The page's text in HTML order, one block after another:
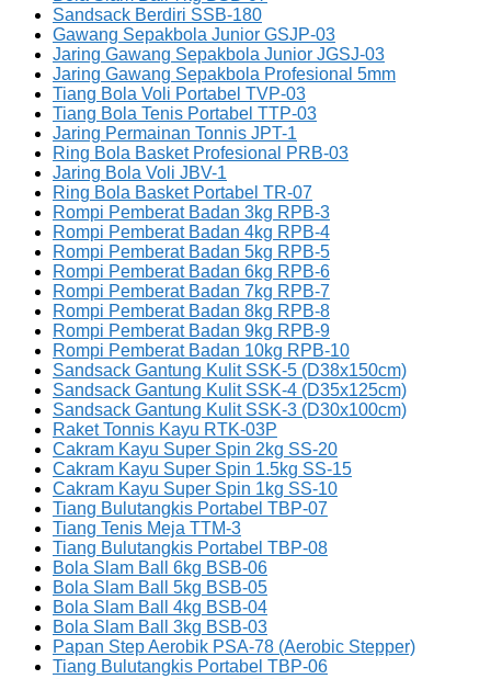
Sandsack Berdiri SSB-180
Gawang Sepakbola Junior GSJP-03
Jaring Gawang Sepakbola Junior JGSJ-03
Jaring Gawang Sepakbola Profesional 5mm
Tiang Bola Voli Portabel TVP-03
Tiang Bola Tenis Portabel TTP-03
Jaring Permainan Tonnis JPT-1
Ring Bola Basket Profesional PRB-03
Jaring Bola Voli JBV-1
Ring Bola Basket Portabel TR-07
Rompi Pemberat Badan 3kg RPB-3
Rompi Pemberat Badan 4kg RPB-4
Rompi Pemberat Badan 5kg RPB-5
Rompi Pemberat Badan 6kg RPB-6
Rompi Pemberat Badan 7kg RPB-7
Rompi Pemberat Badan 8kg RPB-8
Rompi Pemberat Badan 9kg RPB-9
Rompi Pemberat Badan 10kg RPB-10
Sandsack Gantung Kulit SSK-5 (D38x150cm)
Sandsack Gantung Kulit SSK-4 (D35x125cm)
Sandsack Gantung Kulit SSK-3 (D30x100cm)
Raket Tonnis Kayu RTK-03P
Cakram Kayu Super Spin 2kg SS-20
Cakram Kayu Super Spin 1.5kg SS-15
Cakram Kayu Super Spin 1kg SS-10
Tiang Bulutangkis Portabel TBP-07
Tiang Tenis Meja TTM-3
Tiang Bulutangkis Portabel TBP-08
Bola Slam Ball 6kg BSB-06
Bola Slam Ball 5kg BSB-05
Bola Slam Ball 4kg BSB-04
Bola Slam Ball 3kg BSB-03
Papan Step Aerobik PSA-78 (Aerobic Stepper)
Tiang Bulutangkis Portabel TBP-06